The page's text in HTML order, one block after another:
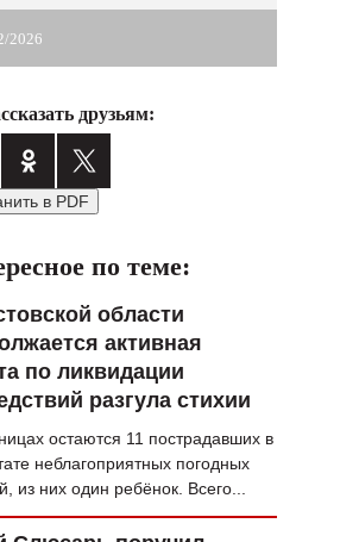
ГОРОДСКОЙ ПОРТАЛ
ТАМ И ТУТ
СТИЛЬ ЖИЗНИ
ХАЙП
ЧЕЛОВЕК ОСОБЕННЫЙ
КУЛЬТ ЕДЫ
2026
друзьям:
в PDF
по теме:
области
активная
по ликвидации
разгула стихии
остаются 11 пострадавших в
неблагоприятных погодных
из них один ребёнок. Всего...